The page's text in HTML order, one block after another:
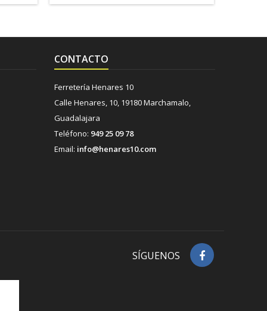
CONTACTO
Ferretería Henares 10
Calle Henares, 10, 19180 Marchamalo,
Guadalajara
Teléfono: 949 25 09 78
Email: info@henares10.com
SÍGUENOS